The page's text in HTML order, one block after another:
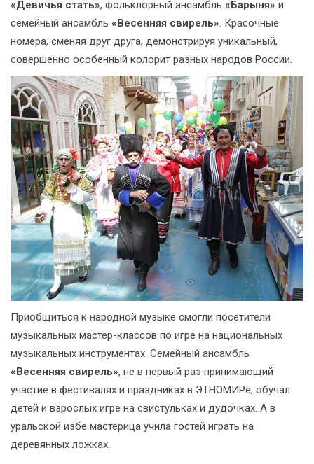
«Девичья стать», фольклорный ансамбль «Барыня» и
семейный ансамбль «Весенняя свирель». Красочные
номера, сменяя друг друга, демонстрируя уникальный,
совершенно особенный колорит разных народов России.
Приобщиться к народной музыке смогли посетители
музыкальных мастер-классов по игре на национальных
музыкальных инструментах. Семейный ансамбль
«Весенняя свирель», не в первый раз принимающий
участие в фестивалях и праздниках в ЭТНОМИРе, обучал
детей и взрослых игре на свистульках и дудочках. А в
уральской избе мастерица учила гостей играть на
деревянных ложках.